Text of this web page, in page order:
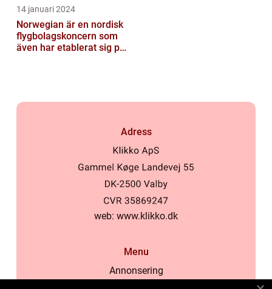
14 januari 2024
Norwegian är en nordisk
flygbolagskoncern som
även har etablerat sig på
Adress
web: www.klikko.dk
Menu
Annonsering